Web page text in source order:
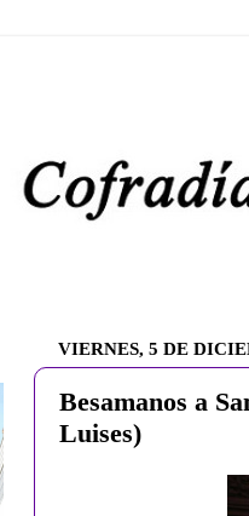
VIERNES, 5 DE
Besamanos a
Luises)